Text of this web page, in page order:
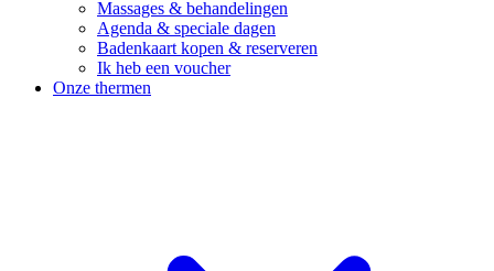
Massages & behandelingen
Agenda & speciale dagen
Badenkaart kopen & reserveren
Ik heb een voucher
Onze thermen